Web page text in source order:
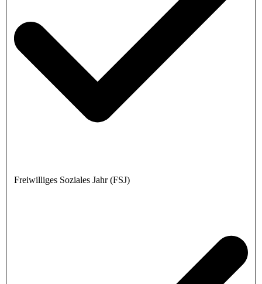
Freiwilliges Soziales Jahr (FSJ)